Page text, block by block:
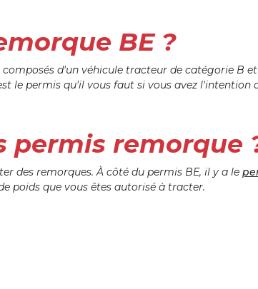
BE ?
d'un véhicule tracteur de catégorie B
le permis qu'il vous faut si vous avez
permis remorque
des remorques. À côté du permis BE, il y a le
poids que vous êtes autorisé à tracter.